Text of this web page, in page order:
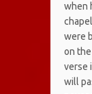
when
were
on
verse
will